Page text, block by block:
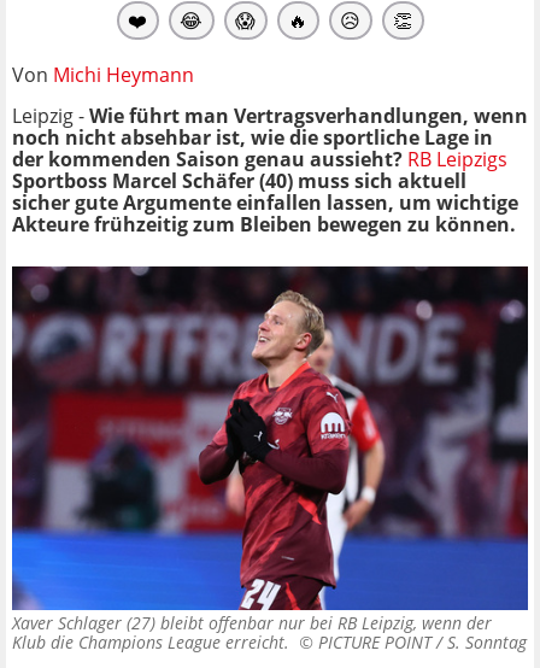
❤️ 😂 😱 🔥 😥 👏
Von Michi Heymann
Leipzig -Wie führt man Vertragsverhandlungen, wenn
noch nicht absehbar ist, wie die sportliche Lage in
der kommenden Saison genau aussieht? RB Leipzigs
Sportboss Marcel Schäfer (40) muss sich aktuell
sicher gute Argumente einfallen lassen, um wichtige
Akteure frühzeitig zum Bleiben bewegen zu können.
Xaver Schlager (27) bleibt offenbar nur bei RB Leipzig, wenn der
Klub die Champions League erreicht. © PICTURE POINT / S. Sonntag